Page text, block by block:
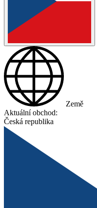
Země
Aktuální obchod:
Česká republika